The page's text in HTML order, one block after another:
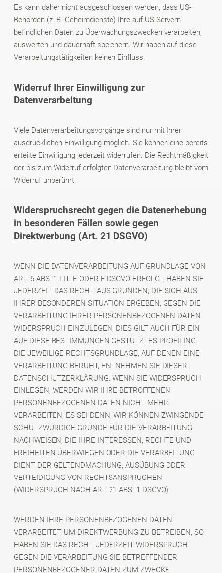
Es kann daher nicht ausgeschlossen werden, dass US-
Behörden (z. B. Geheimdienste) Ihre auf US-Servern
befindlichen Daten zu Überwachungszwecken verarbeiten,
auswerten und dauerhaft speichern. Wir haben auf diese
Verarbeitungstätigkeiten keinen Einfluss.
Widerruf Ihrer Einwilligung zur
Datenverarbeitung
Viele Datenverarbeitungsvorgänge sind nur mit Ihrer
ausdrücklichen Einwilligung möglich. Sie können eine bereits
erteilte Einwilligung jederzeit widerrufen. Die Rechtmäßigkeit
der bis zum Widerruf erfolgten Datenverarbeitung bleibt vom
Widerruf unberührt.
Widerspruchsrecht gegen die Datenerhebung
in besonderen Fällen sowie gegen
Direktwerbung (Art. 21 DSGVO)
WENN DIE DATENVERARBEITUNG AUF GRUNDLAGE VON
ART. 6 ABS. 1 LIT. E ODER F DSGVO ERFOLGT, HABEN SIE
JEDERZEIT DAS RECHT, AUS GRÜNDEN, DIE SICH AUS
IHRER BESONDEREN SITUATION ERGEBEN, GEGEN DIE
VERARBEITUNG IHRER PERSONENBEZOGENEN DATEN
WIDERSPRUCH EINZULEGEN; DIES GILT AUCH FÜR EIN
AUF DIESE BESTIMMUNGEN GESTÜTZTES PROFILING.
DIE JEWEILIGE RECHTSGRUNDLAGE, AUF DENEN EINE
VERARBEITUNG BERUHT, ENTNEHMEN SIE DIESER
DATENSCHUTZERKLÄRUNG. WENN SIE WIDERSPRUCH
EINLEGEN, WERDEN WIR IHRE BETROFFENEN
PERSONENBEZOGENEN DATEN NICHT MEHR
VERARBEITEN, ES SEI DENN, WIR KÖNNEN ZWINGENDE
SCHUTZWÜRDIGE GRÜNDE FÜR DIE VERARBEITUNG
NACHWEISEN, DIE IHRE INTERESSEN, RECHTE UND
FREIHEITEN ÜBERWIEGEN ODER DIE VERARBEITUNG
DIENT DER GELTENDMACHUNG, AUSÜBUNG ODER
VERTEIDIGUNG VON RECHTSANSPRÜCHEN
(WIDERSPRUCH NACH ART. 21 ABS. 1 DSGVO).
WERDEN IHRE PERSONENBEZOGENEN DATEN
VERARBEITET, UM DIREKTWERBUNG ZU BETREIBEN, SO
HABEN SIE DAS RECHT, JEDERZEIT WIDERSPRUCH
GEGEN DIE VERARBEITUNG SIE BETREFFENDER
PERSONENBEZOGENER DATEN ZUM ZWECKE